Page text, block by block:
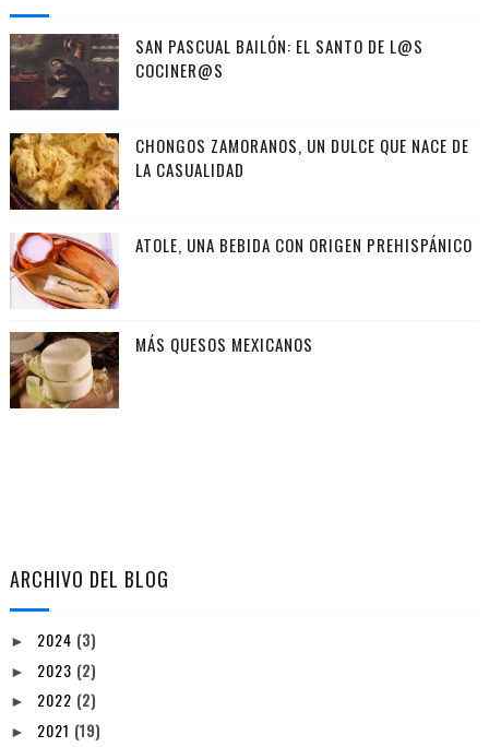
SAN PASCUAL BAILÓN: EL SANTO DE L@S
COCINER@S
CHONGOS ZAMORANOS, UN DULCE QUE NACE DE
LA CASUALIDAD
ATOLE, UNA BEBIDA CON ORIGEN PREHISPÁNICO
MÁS QUESOS MEXICANOS
ARCHIVO DEL BLOG
► 2024 (3)
► 2023 (2)
► 2022 (2)
► 2021 (19)